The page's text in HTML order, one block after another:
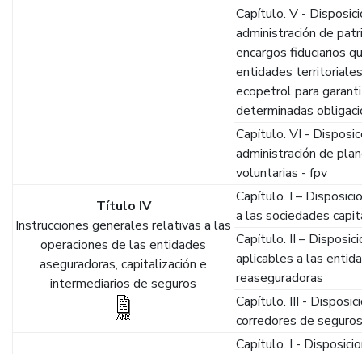
Capítulo. V -
administración de
encargos fiduciarios
entidades
ecopetrol para
determinadas
Capítulo. VI -
administración de
voluntarias - fpv
Título IV
Instrucciones generales relativas a las
operaciones de las entidades
aseguradoras, capitalización e
intermediarios de seguros
Capítulo. I –
a las sociedades
Capítulo. II –
aplicables a las
reaseguradoras
Capítulo. III -
corredores de
Capítulo. I -